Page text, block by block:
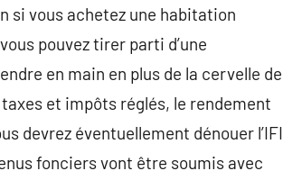
si vous achetez une habitation
pouvez tirer parti d’une
en main en plus de la cervelle de
et impôts réglés, le rendement
devrez éventuellement dénouer l’IFI
fonciers vont être soumis avec